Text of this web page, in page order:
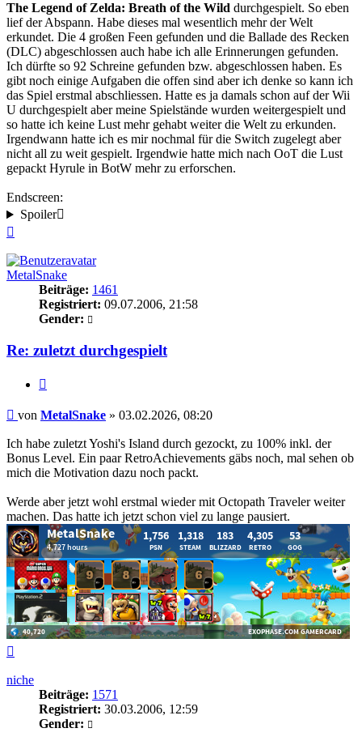
The Legend of Zelda: Breath of the Wild durchgespielt. So eben
lief der Abspann. Habe dieses mal wesentlich mehr der Welt
erkundet. Die 4 großen Feen gefunden und die Ballade des Recken
(DLC) abgeschlossen auch habe ich alle Erinnerungen gefunden.
Ich dürfte so 92 Schreine gefunden bzw. abgeschlossen haben. Es
gibt noch einige Aufgaben die offen sind aber ich denke so kann ich
das Spiel erstmal abschliessen. Hatte es ja damals schon auf der Wii
U durchgespielt aber meine Spielstände wurden weitergespielt und
so hatte ich keine Lust mehr gehabt weiter die Welt zu erkunden.
Irgendwann hatte ich es mir nochmal für die Switch zugelegt aber
nicht all zu weit gespielt. Irgendwie hatte mich nach OoT die Lust
gepackt Hyrule in BotW mehr zu erforschen.
Endscreen:
Spoiler
MetalSnake
Beiträge: 1461
Registriert: 09.07.2006, 21:58
Gender:
Re: zuletzt durchgespielt
Beitrag
von MetalSnake » 03.02.2026, 08:20
Ich habe zuletzt Yoshi's Island durch gezockt, zu 100% inkl. der
Bonus Level. Ein paar RetroAchievements gäbs noch, mal sehen ob
mich die Motivation dazu noch packt.
Werde aber jetzt wohl erstmal wieder mit Octopath Traveler weiter
machen. Das hatte ich jetzt schon viel zu lange pausiert.
niche
Beiträge: 1571
Registriert: 30.03.2006, 12:59
Gender: